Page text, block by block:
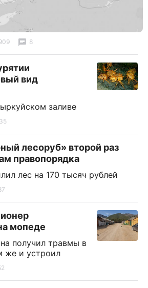
8
вид
заливе
лесоруб» второй раз
правопорядка
лес на 170 тысяч рублей
мопеде
получил травмы в
же и устроил